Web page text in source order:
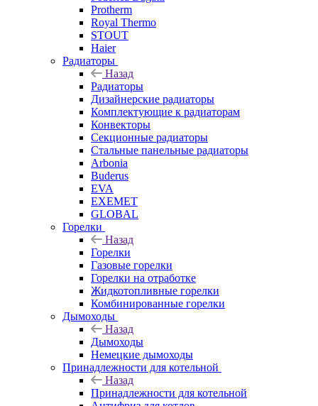
Protherm
Royal Thermo
STOUT
Haier
Радиаторы
Назад
Радиаторы
Дизайнерские радиаторы
Комплектующие к радиаторам
Конвекторы
Секционные радиаторы
Стальные панельные радиаторы
Arbonia
Buderus
EVA
EXEMET
GLOBAL
Горелки
Назад
Горелки
Газовые горелки
Горелки на отработке
Жидкотопливные горелки
Комбинированные горелки
Дымоходы
Назад
Дымоходы
Немецкие дымоходы
Принадлежности для котельной
Назад
Принадлежности для котельной